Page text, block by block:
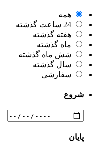
همه
24 ساعت گذشته
هفته گذشته
ماه گذشته
شش ماه گذشته
سال گذشته
سفارشی
شروع
پایان